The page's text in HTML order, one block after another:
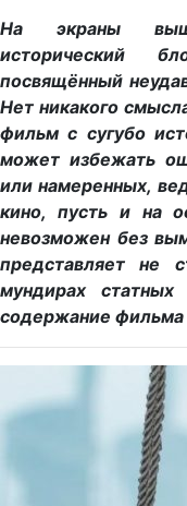
На экраны
исторический
посвящённый
Нет никакого
фильм с сугубо
может избежать
или намеренных,
кино, пусть и на
невозможен без
представляет не
мундирах
содержание фильма